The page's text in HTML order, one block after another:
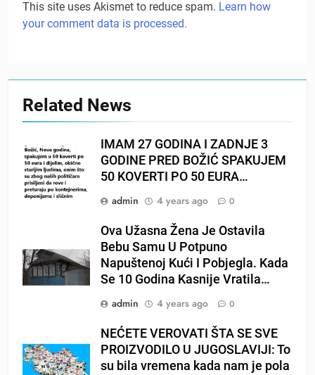
This site uses Akismet to reduce spam. Learn how
your comment data is processed.
Related News
IMAM 27 GODINA I ZADNJE 3
GODINE PRED BOŽIĆ SPAKUJEM
50 KOVERTI PO 50 EURA…
admin
4 years ago 0
Ova Užasna Žena Je Ostavila
Bebu Samu U Potpuno
Napuštenoj Kući I Pobjegla. Kada
Se 10 Godina Kasnije Vratila…
admin
4 years ago 0
NEĆETE VEROVATI ŠTA SE SVE
PROIZVODILO U JUGOSLAVIJI: To
su bila vremena kada nam je pola